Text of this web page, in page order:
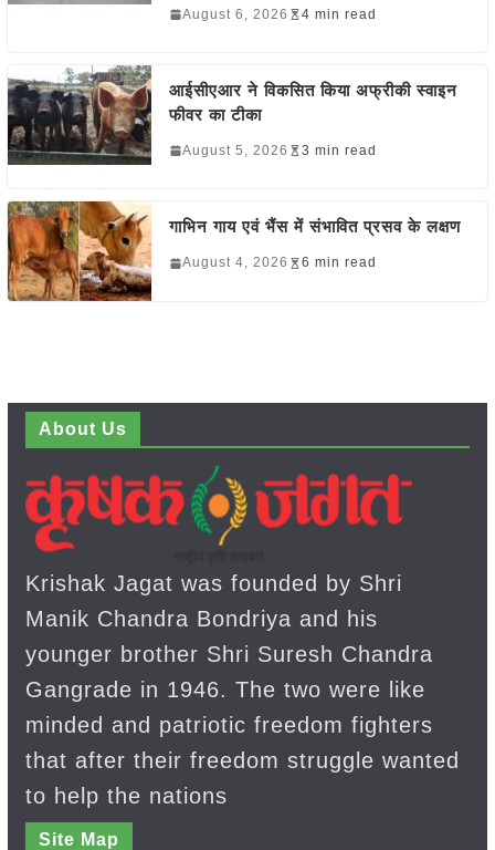
August 6, 2026 4 min read
आईसीएआर ने विकसित किया अफ्रीकी स्वाइन
फीवर का टीका
August 5, 2026 3 min read
गाभिन गाय एवं भैंस में संभावित प्रसव के लक्षण
August 4, 2026 6 min read
About Us
Krishak Jagat was founded by Shri
Manik Chandra Bondriya and his
younger brother Shri Suresh Chandra
Gangrade in 1946. The two were like
minded and patriotic freedom fighters
that after their freedom struggle wanted
to help the nations
Site Map